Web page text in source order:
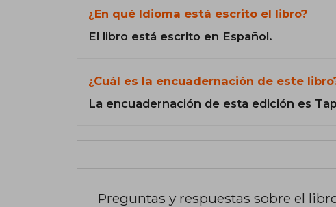
¿En qué Idioma está escrito el libro?
El libro está escrito en Español.
¿Cuál es la encuadernación de este
La encuadernación de esta edición es
Preguntas y respuestas sobre el